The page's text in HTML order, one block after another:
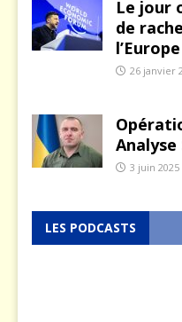
Le jour
de
l’Europe
26 janvier
3 juin 2025
LES PODCASTS